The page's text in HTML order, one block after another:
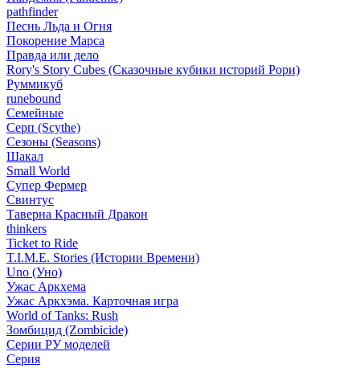
pathfinder
Песнь Льда и Огня
Покорение Марса
Правда или дело
Rory's Story Cubes (Сказочные кубики историй Рори)
Руммикуб
runebound
Семейные
Серп (Scythe)
Сезоны (Seasons)
Шакал
Small World
Супер Фермер
Свинтус
Таверна Красный Дракон
thinkers
Ticket to Ride
T.I.M.E. Stories (Истории Времени)
Uno (Уно)
Ужас Аркхема
Ужас Аркхэма. Карточная игра
World of Tanks: Rush
Зомбицид (Zombicide)
Серии РУ моделей
Серия